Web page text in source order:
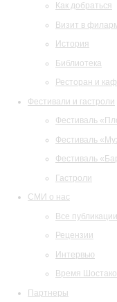
Как добраться
Визит в
История
Библиотека
Ресторан и
Фестивали и гастроли
Фестиваль
Фестиваль
Фестиваль
Гастроли
СМИ о нас
Все публикации
Рецензии
Интервью
Время
Партнеры